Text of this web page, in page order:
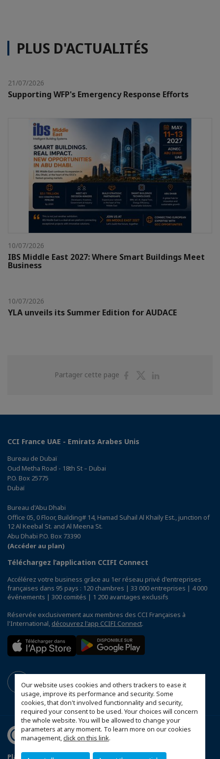
Our website uses cookies and others trackers to ease it
usage, improve its performance and security. Some
cookies, that don't involved functionnality and security,
required your consent to be used. Your choices will concern
the whole website. You will be allowed to change your
parameters at any moment. To learn more on our cookies
management,click on this link.
PLUS D'ACTUALITÉS
21/07/2026
Supporting WFP's Emergency Response Efforts
10/07/2026
IBS Middle East 2027: Where Smart Buildings Meet
Business
10/07/2026
YLA unveils its Summer Edition for AUDACE
Partager cette page
PartagerPartager
CCI France UAE - Emirats Arabes Unis
Bureau de Dubaï
Oud Metha Road - 18th St – Dubai
P.O. Box 25775
Dubaï
Bureau d'Abu Dhabi
Office 05, 0 Floor, Building# 14, Hamad Suhail Al Khaily Est., junction of
12 Al Keebal St. and Al Meena St.
Abu Dhabi P.O. Box 73390
(Accéder au plan)
Téléchargez l’application CCIFI Connect
Accélérez votre business grâce au 1er réseau privé d'entreprises
françaises dans 95 pays : 120 chambres | 33 000 entreprises | 4 000
événements | 300 comités | 1 200 avantages exclusifs
Réservée exclusivement aux membres des CCI Françaises à
l'International, découvrez l'app CCIFI Connect.
Plan du site Mentions légales